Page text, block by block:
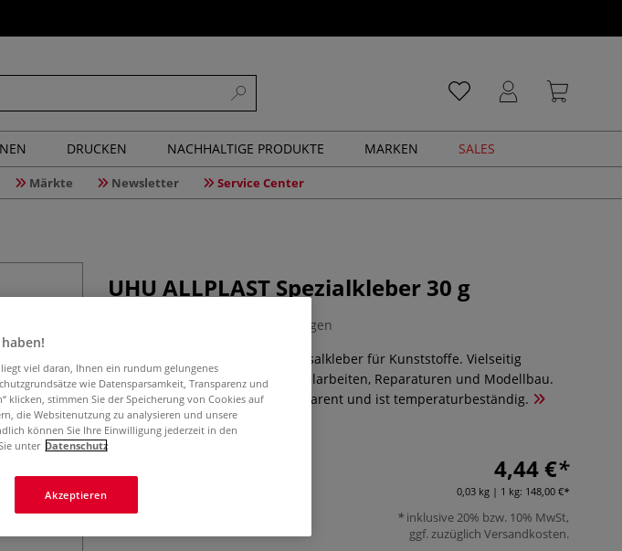
DRUCKEN NACHHALTIGE PRODUKTE MARKEN SALES
Märkte Newsletter Service Center
UHU ALLPLAST Spezialkleber 30 g
0 Bewertungen
Kraftvoller, transparenter Universalkleber für Kunststoffe. Vielseitig
einsetzbar im Haushalt, für Bastelarbeiten, Reparaturen und Modellbau.
Der harte Klebefilm bleibt transparent und ist temperaturbeständig.
Mehr
4,44 €
0,03 kg | 1 kg: 148,00 €
inklusive 20% bzw. 10% MwSt,
ggf. zuzüglich Versandkosten.
viel daran, Ihnen ein rundum gelungenes
wie Datensparsamkeit, Transparenz und
klicken, stimmen Sie der Speicherung von Cookies auf
die Websitenutzung zu analysieren und unsere
können Sie Ihre Einwilligung jederzeit in den
unter Datenschutz
Akzeptieren